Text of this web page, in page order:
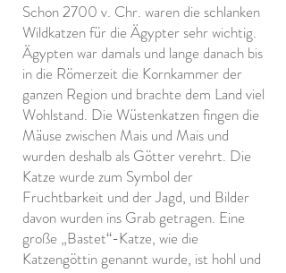
Schon 2700 v. Chr. waren die schlanken
Wildkatzen für die Ägypter sehr wichtig.
Ägypten war damals und lange danach bis
in die Römerzeit die Kornkammer der
ganzen Region und brachte dem Land viel
Wohlstand. Die Wüstenkatzen fingen die
Mäuse zwischen Mais und Mais und
wurden deshalb als Götter verehrt. Die
Katze wurde zum Symbol der
Fruchtbarkeit und der Jagd, und Bilder
davon wurden ins Grab getragen. Eine
große „Bastet“-Katze, wie die
Katzengöttin genannt wurde, ist hohl und